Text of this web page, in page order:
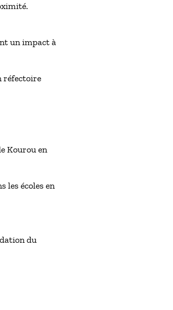
un impact à
réfectoire
Kourou en
les écoles en
du